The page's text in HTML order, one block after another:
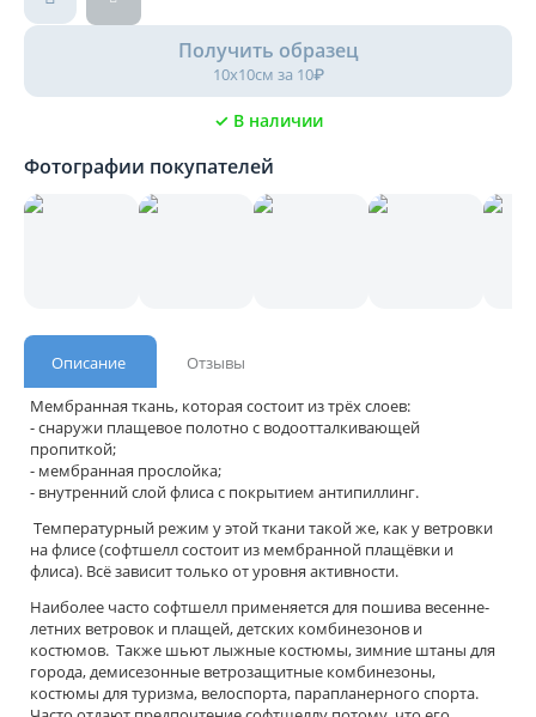
Получить образец
10х10см за 10₽
✓ В наличии
Фотографии покупателей
Описание
Отзывы
Мембранная ткань, которая состоит из трёх слоев:
- снаружи плащевое полотно с водоотталкивающей
пропиткой;
- мембранная прослойка;
- внутренний слой флиса с покрытием антипиллинг.
Температурный режим у этой ткани такой же, как у ветровки
на флисе (софтшелл состоит из мембранной плащёвки и
флиса). Всё зависит только от уровня активности.
Наиболее часто софтшелл применяется для пошива весенне-
летних ветровок и плащей, детских комбинезонов и
костюмов. Также шьют лыжные костюмы, зимние штаны для
города, демисезонные ветрозащитные комбинезоны,
костюмы для туризма, велоспорта, парапланерного спорта.